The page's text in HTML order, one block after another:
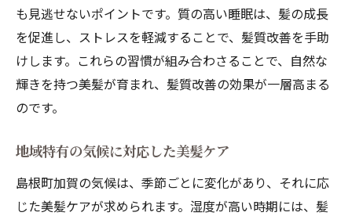
も見逃せないポイントです。質の高い睡眠は、髪の成長
を促進し、ストレスを軽減することで、髪質改善を手助
けします。これらの習慣が組み合わさることで、自然な
輝きを持つ美髪が育まれ、髪質改善の効果が一層高まる
のです。
地域特有の気候に対応した美髪ケア
島根町加賀の気候は、季節ごとに変化があり、それに応
じた美髪ケアが求められます。湿度が高い時期には、髪